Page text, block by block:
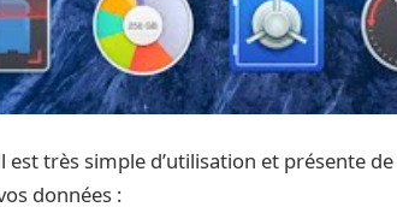
est très simple d’utilisation et présente
données :